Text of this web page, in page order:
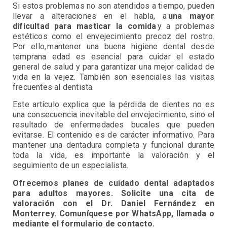
Si estos problemas no son atendidos a tiempo, pueden
llevar a alteraciones en el habla, a una mayor
dificultad para masticar la comiday a problemas
estéticos como el envejecimiento precoz del rostro.
Por ello, mantener una buena higiene dental desde
temprana edad es esencial para cuidar el estado
general de salud y para garantizar una mejor calidad de
vida en la vejez. También son esenciales las visitas
frecuentes al dentista.
Este artículo explica que la pérdida de dientes no es
una consecuencia inevitable del envejecimiento, sino el
resultado de enfermedades bucales que pueden
evitarse. El contenido es de carácter informativo. Para
mantener una dentadura completa y funcional durante
toda la vida, es importante la valoración y el
seguimiento de un especialista.
Ofrecemos planes de cuidado dental adaptados
para adultos mayores. Solicite una cita de
valoración con el Dr. Daniel Fernández en
Monterrey. Comuníquese por WhatsApp, llamada o
mediante el formulario de contacto.